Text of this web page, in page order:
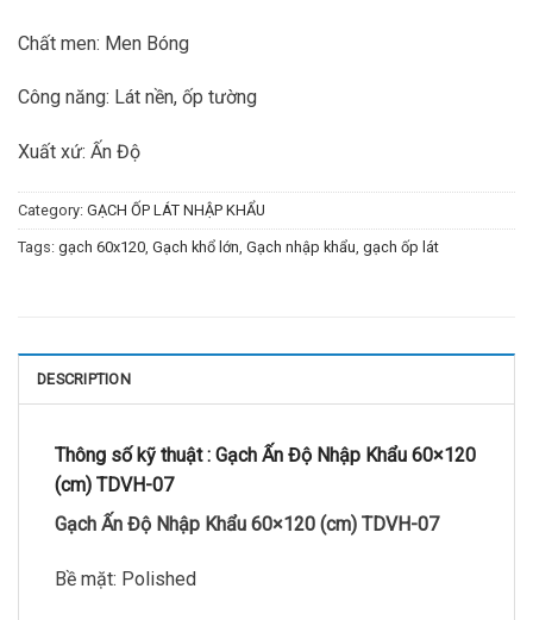
Chất men: Men Bóng
Công năng: Lát nền, ốp tường
Xuất xứ: Ấn Độ
Category: GẠCH ỐP LÁT NHẬP KHẨU
Tags: gạch 60x120, Gạch khổ lớn, Gạch nhập khẩu, gạch ốp lát
DESCRIPTION
Thông số kỹ thuật : Gạch Ấn Độ Nhập Khẩu 60×120
(cm) TDVH-07
Gạch Ấn Độ Nhập Khẩu 60×120 (cm) TDVH-07
Bề mặt: Polished